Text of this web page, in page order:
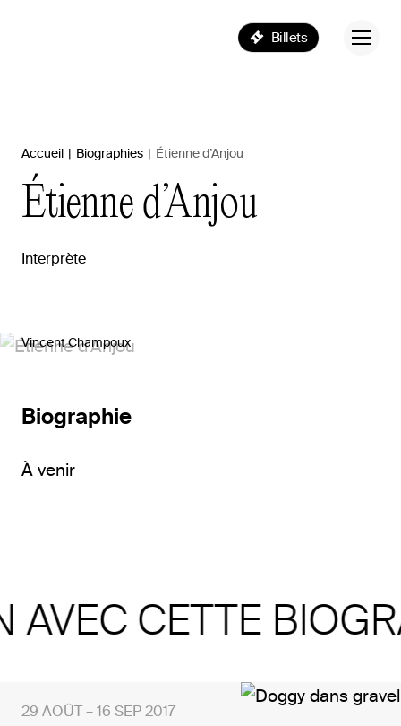
Billets
Accueil | Biographies | Étienne d’Anjou
Étienne d’Anjou
Interprète
Vincent Champoux
Biographie
À venir
AVEC CETTE
29 AOÛT – 16 SEP 2017